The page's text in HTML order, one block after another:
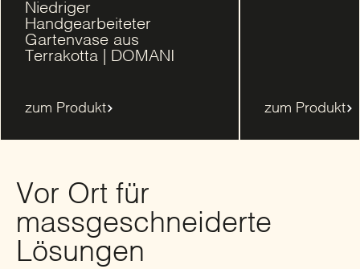
Niedriger
Handgearbeiteter
Gartenvase aus
Terrakotta | DOMANI
zum Produkt zum Produkt
Vor Ort für
massgeschneiderte
Lösungen